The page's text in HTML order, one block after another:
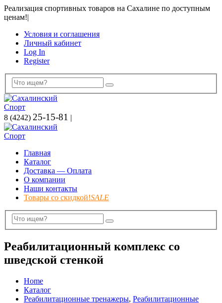
Реализация спортивных товаров на Сахалине по доступным
ценам!|
Условия и соглашения
Личный кабинет
Log In
Register
8 (4242) 25-15-81 |
Главная
Каталог
Доставка — Оплата
О компании
Наши контакты
Товары со скидкой!SALE
Реабилитационный комплекс со
шведской стенкой
Home
Каталог
Реабилитационные тренажеры, Реабилитационные